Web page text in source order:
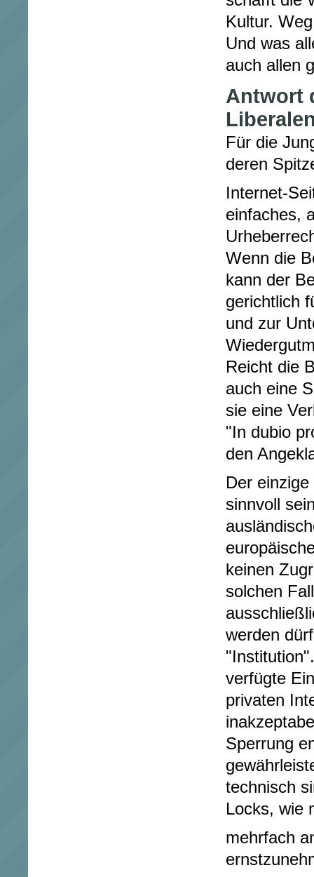
Kultur.
Und was
auch allen
Antwort
Für die
deren
Internet-
einfaches,
Wenn die
kann der
gerichtlich
und zur
Reicht die
auch eine
sie eine
"In dubio
den
Der
sinnvoll
keinen
solchen
werden
verfügte
privaten
Sperrung
technisch
Locks, wie
mehrfach